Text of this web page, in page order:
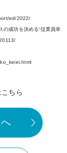
ed/2022/
成功を決める“従業員幸
ちら